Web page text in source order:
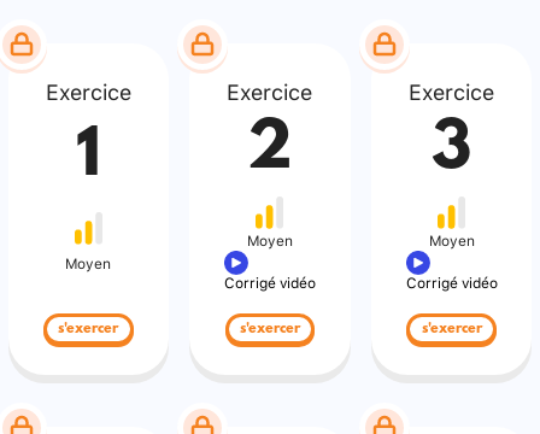
Exercice
1
Moyen
s'exercer
Exercice
2
Moyen
Corrigé vidéo
s'exercer
Exercice
3
Moyen
Corrigé vidéo
s'exercer